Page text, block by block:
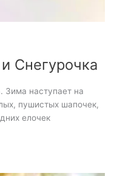
Снегурочка
Зима наступает на
пушистых шапочек,
елочек